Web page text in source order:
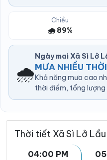
Chiều
🌧️ 89%
🌧️
Ngày mai Xã Sì Lở
MƯA NHIỀU
Khả năng mưa cao
thời điểm, tổng lượng
Thời tiết Xã Sì Lở
04:00 PM